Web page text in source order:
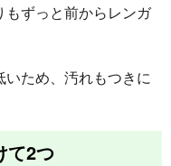
ずっと前からレンガ
ため、汚れもつきに
て2つ